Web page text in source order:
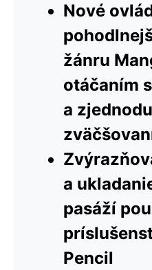
Nové
žánru
otáčaním
a
a
pasáží
Pencil